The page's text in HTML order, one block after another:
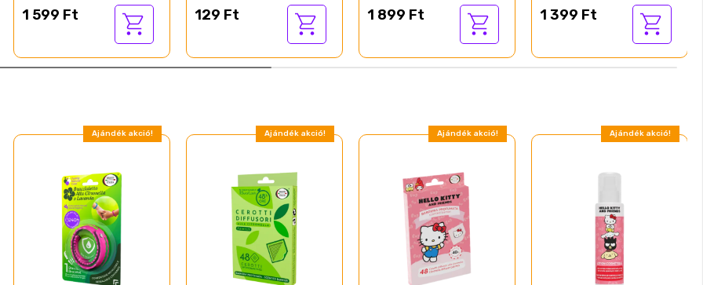
1 599 Ft 129 Ft 1 899 Ft 1 399 Ft
Ajándék akció! Ajándék akció! Ajándék akció! Ajándék akció!